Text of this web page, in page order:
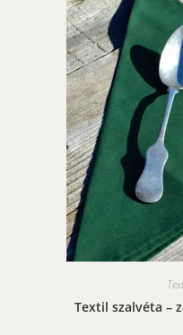
Textil szalvéta –